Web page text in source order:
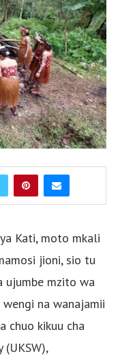
Kati, moto mkali
jioni, sio tu
ujumbe mzito wa
wengi na wanajamii
chuo kikuu cha
(UKSW),